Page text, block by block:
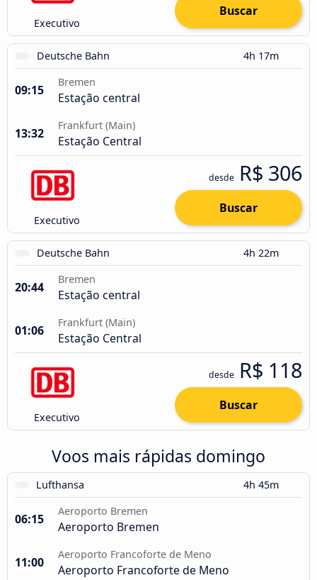
Executivo
Buscar
Deutsche Bahn 4h 17m
09:15
Bremen
Estação central
13:32
Frankfurt (Main)
Estação Central
Executivo
desde R$ 306
Buscar
Deutsche Bahn 4h 22m
20:44
Bremen
Estação central
01:06
Frankfurt (Main)
Estação Central
Executivo
desde R$ 118
Buscar
Voos mais rápidas domingo
Lufthansa 4h 45m
06:15
Aeroporto Bremen
Aeroporto Bremen
11:00
Aeroporto Francoforte de Meno
Aeroporto Francoforte de Meno